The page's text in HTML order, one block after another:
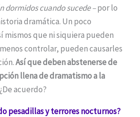
dormidos cuando sucede –por lo
dramática. Un poco
mismos que ni siquiera pueden
controlar, pueden causarles
Así que deben abstenerse de
llena de dramatismo a la
¿De acuerdo?
pesadillas y terrores nocturnos?